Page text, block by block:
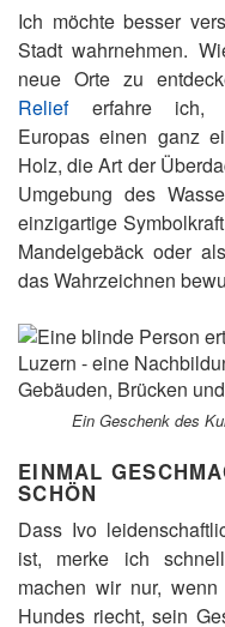
Ich möchte besser
Stadt wahrnehmen.
neue Orte zu
Relieferfahre ich,
Europas einen ganz
Holz, die Art der
Umgebung des
einzigartige
Mandelgebäck oder
das Wahrzeichnen
Ein Geschenk des
EINMAL
SCHÖN
Dass Ivo
ist, merke ich
machen wir nur,
Hundes riecht, sein